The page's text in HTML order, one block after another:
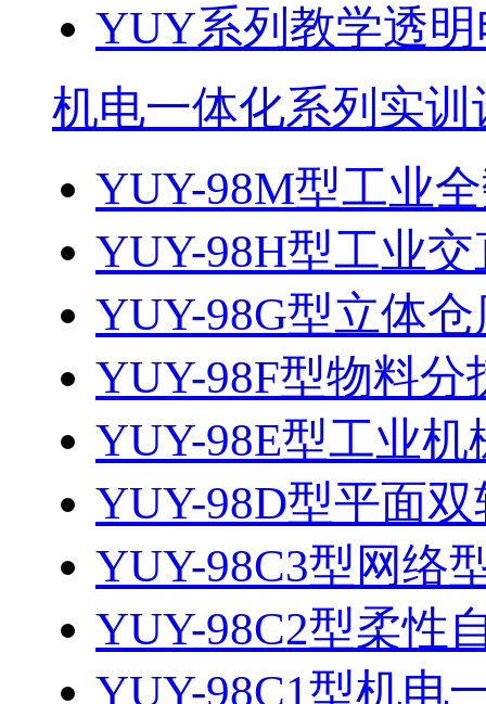
YUY系列教学透
机电一体化系列实训
YUY-98M型工业
YUY-98H型工业
YUY-98G型立体
YUY-98F型物料分
YUY-98E型工业
YUY-98D型平面
YUY-98C3型网络
YUY-98C2型柔性
YUY-98C1型机电